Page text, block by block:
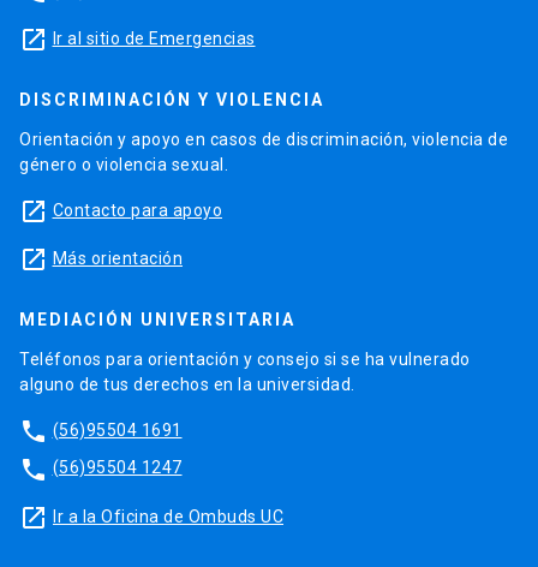
launch Ir al sitio de Emergencias
DISCRIMINACIÓN Y VIOLENCIA
Orientación y apoyo en casos de discriminación, violencia de
género o violencia sexual.
launch Contacto para apoyo
launch Más orientación
MEDIACIÓN UNIVERSITARIA
Teléfonos para orientación y consejo si se ha vulnerado
alguno de tus derechos en la universidad.
phone (56)95504 1691
phone (56)95504 1247
launch Ir a la Oficina de Ombuds UC